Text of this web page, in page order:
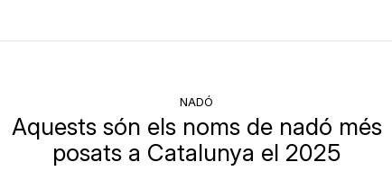
NADÓ
Aquests són els noms de nadó més
posats a Catalunya el 2025